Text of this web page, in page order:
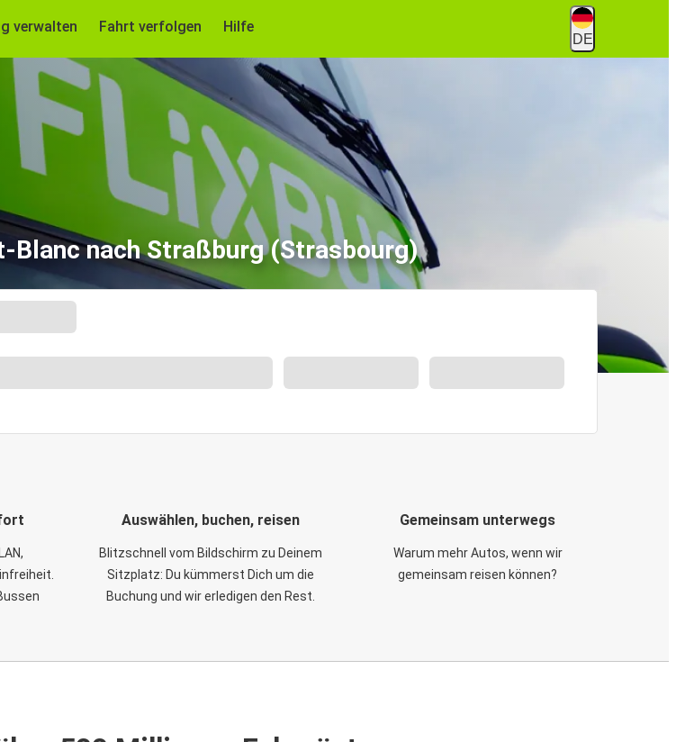
verwalten Fahrt verfolgen Hilfe
DE
Blanc nach Straßburg (Strasbourg)
Auswählen, buchen, reisen
Blitzschnell vom Bildschirm zu Deinem
Sitzplatz: Du kümmerst Dich um die
Buchung und wir erledigen den Rest.
Gemeinsam unterwegs
Warum mehr Autos, wenn wir
gemeinsam reisen können?